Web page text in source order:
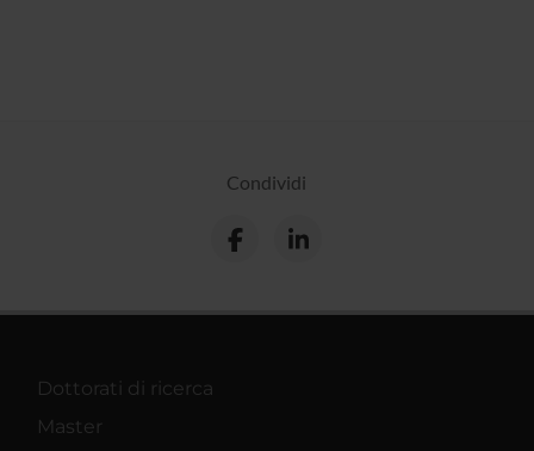
Condividi
Dottorati di ricerca
Master